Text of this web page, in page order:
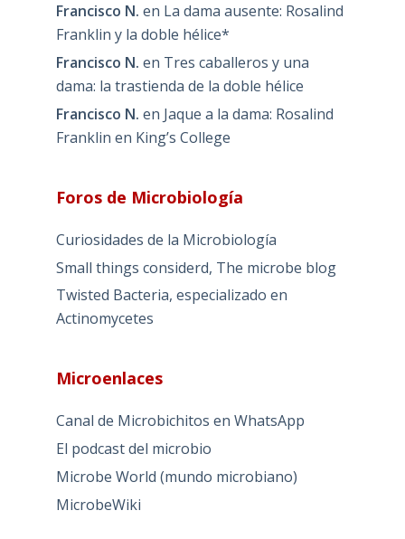
Francisco N. en La dama ausente: Rosalind
Franklin y la doble hélice*
Francisco N. en Tres caballeros y una
dama: la trastienda de la doble hélice
Francisco N. en Jaque a la dama: Rosalind
Franklin en King’s College
Foros de Microbiología
Curiosidades de la Microbiología
Small things considerd, The microbe blog
Twisted Bacteria, especializado en
Actinomycetes
Microenlaces
Canal de Microbichitos en WhatsApp
El podcast del microbio
Microbe World (mundo microbiano)
MicrobeWiki